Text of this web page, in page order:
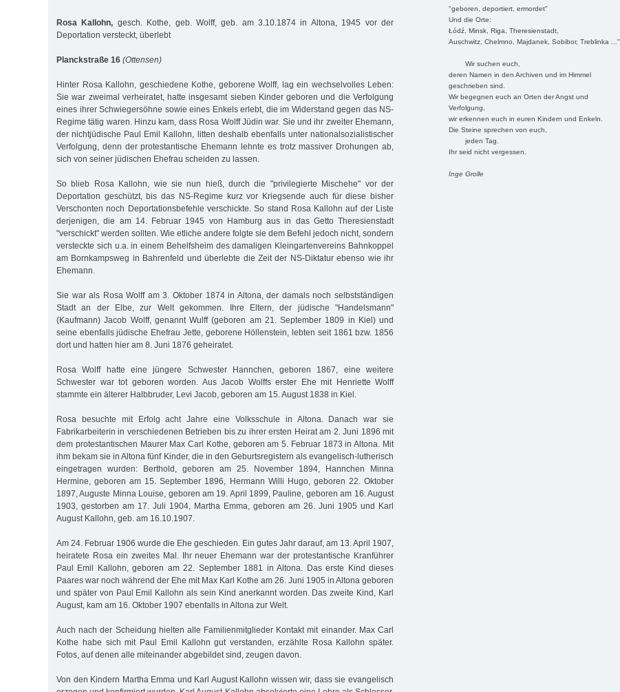
"geboren, deportiert, ermordet"
Und die Orte:
Łódź, Minsk, Riga, Theresienstadt,
Auschwitz, Chelmno, Majdanek, Sobibor, Treblinka ..."
Wir suchen euch,
deren Namen in den Archiven und im Himmel
geschrieben sind.
Wir begegnen euch an Orten der Angst und
Verfolgung,
wir erkennen euch in euren Kindern und Enkeln.
Die Steine sprechen von euch,
jeden Tag.
Ihr seid nicht vergessen.
Inge Grolle
Rosa Kallohn, gesch. Kothe, geb. Wolff, geb. am 3.10.1874 in Altona, 1945 vor der
Deportation versteckt, überlebt
Planckstraße 16 (Ottensen)
Hinter Rosa Kallohn, geschiedene Kothe, geborene Wolff, lag ein wechselvolles Leben:
Sie war zweimal verheiratet, hatte insgesamt sieben Kinder geboren und die Verfolgung
eines ihrer Schwiegersöhne sowie eines Enkels erlebt, die im Widerstand gegen das NS-
Regime tätig waren. Hinzu kam, dass Rosa Wolff Jüdin war. Sie und ihr zweiter Ehemann,
der nichtjüdische Paul Emil Kallohn, litten deshalb ebenfalls unter nationalsozialistischer
Verfolgung, denn der protestantische Ehemann lehnte es trotz massiver Drohungen ab,
sich von seiner jüdischen Ehefrau scheiden zu lassen.
So blieb Rosa Kallohn, wie sie nun hieß, durch die "privilegierte Mischehe" vor der
Deportation geschützt, bis das NS-Regime kurz vor Kriegsende auch für diese bisher
Verschonten noch Deportationsbefehle verschickte. So stand Rosa Kallohn auf der Liste
derjenigen, die am 14. Februar 1945 von Hamburg aus in das Getto Theresienstadt
"verschickt" werden sollten. Wie etliche andere folgte sie dem Befehl jedoch nicht, sondern
versteckte sich u.a. in einem Behelfsheim des damaligen Kleingartenvereins Bahnkoppel
am Bornkampsweg in Bahrenfeld und überlebte die Zeit der NS-Diktatur ebenso wie ihr
Ehemann.
Sie war als Rosa Wolff am 3. Oktober 1874 in Altona, der damals noch selbstständigen
Stadt an der Elbe, zur Welt gekommen. Ihre Eltern, der jüdische "Handelsmann"
(Kaufmann) Jacob Wolff, genannt Wulff (geboren am 21. September 1809 in Kiel) und
seine ebenfalls jüdische Ehefrau Jette, geborene Höllenstein, lebten seit 1861 bzw. 1856
dort und hatten hier am 8. Juni 1876 geheiratet.
Rosa Wolff hatte eine jüngere Schwester Hannchen, geboren 1867, eine weitere
Schwester war tot geboren worden. Aus Jacob Wolffs erster Ehe mit Henriette Wolff
stammte ein älterer Halbbruder, Levi Jacob, geboren am 15. August 1838 in Kiel.
Rosa besuchte mit Erfolg acht Jahre eine Volksschule in Altona. Danach war sie
Fabrikarbeiterin in verschiedenen Betrieben bis zu ihrer ersten Heirat am 2. Juni 1896 mit
dem protestantischen Maurer Max Carl Kothe, geboren am 5. Februar 1873 in Altona. Mit
ihm bekam sie in Altona fünf Kinder, die in den Geburtsregistern als evangelisch-lutherisch
eingetragen wurden: Berthold, geboren am 25. November 1894, Hannchen Minna
Hermine, geboren am 15. September 1896, Hermann Willi Hugo, geboren 22. Oktober
1897, Auguste Minna Louise, geboren am 19. April 1899, Pauline, geboren am 16. August
1903, gestorben am 17. Juli 1904, Martha Emma, geboren am 26. Juni 1905 und Karl
August Kallohn, geb. am 16.10.1907.
Am 24. Februar 1906 wurde die Ehe geschieden. Ein gutes Jahr darauf, am 13. April 1907,
heiratete Rosa ein zweites Mal. Ihr neuer Ehemann war der protestantische Kranführer
Paul Emil Kallohn, geboren am 22. September 1881 in Altona. Das erste Kind dieses
Paares war noch während der Ehe mit Max Karl Kothe am 26. Juni 1905 in Altona geboren
und später von Paul Emil Kallohn als sein Kind anerkannt worden. Das zweite Kind, Karl
August, kam am 16. Oktober 1907 ebenfalls in Altona zur Welt.
Auch nach der Scheidung hielten alle Familienmitglieder Kontakt mit einander. Max Carl
Kothe habe sich mit Paul Emil Kallohn gut verstanden, erzählte Rosa Kallohn später.
Fotos, auf denen alle miteinander abgebildet sind, zeugen davon.
Von den Kindern Martha Emma und Karl August Kallohn wissen wir, dass sie evangelisch